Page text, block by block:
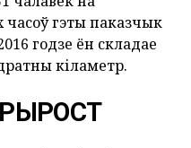
гэты паказчык
годзе ён складае
кіламетр.